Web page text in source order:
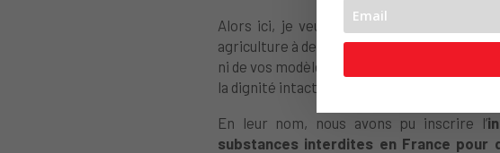
Alors ici, je veux remercier celles et
agriculture à des financiers. Je veux
ni de vos modèles importés d’ailleurs, ni de
la dignité intacte de notre pays, quand vous
En leur nom, nous avons pu inscrire l’
substances interdites en France pour